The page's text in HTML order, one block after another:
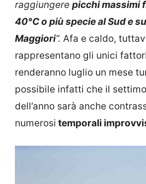
raggiungere picchi massimi
40°C o più specie al Sud e
Maggiori“. Afa e caldo,
rappresentano gli unici
renderanno luglio un mese
possibile infatti che il
dell’anno sarà anche
numerosi temporali